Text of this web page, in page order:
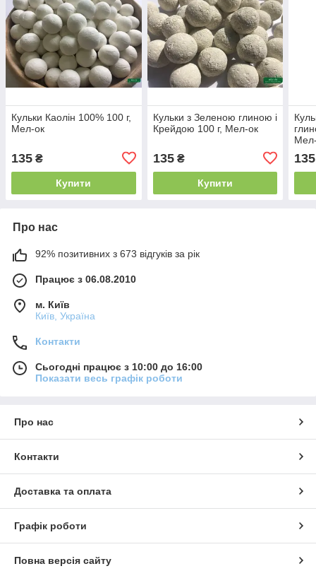
Кульки Каолін 100% 100 г,
Мел-ок
135 ₴
Купити
Кульки з Зеленою глиною і
Крейдою 100 г, Мел-ок
135₴
Купити
135
Про нас
92% позитивних з 673 відгуків за рік
Працює з 06.08.2010
м. Київ
Київ, Україна
Контакти
Сьогодні працює з 10:00 до 16:00
Показати весь графік роботи
Про нас
Контакти
Доставка та оплата
Графік роботи
Повна версія сайту